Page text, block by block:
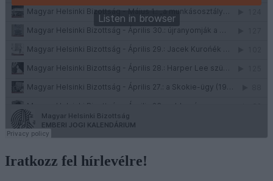
Iratkozz fel hírlevélre!